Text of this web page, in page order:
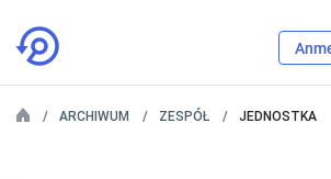
ARCHIWUM ZESPÓŁ JEDNOSTKA